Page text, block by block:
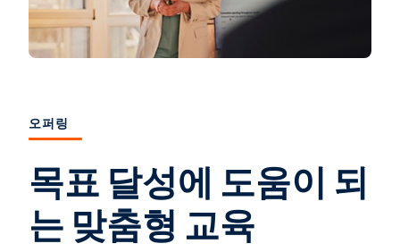
오퍼링
목표 달성에 도움이 되
는 맞춤형 교육